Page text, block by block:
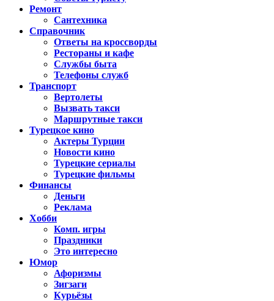
Ремонт
Сантехника
Справочник
Ответы на кроссворды
Рестораны и кафе
Службы быта
Телефоны служб
Транспорт
Вертолеты
Вызвать такси
Маршрутные такси
Турецкое кино
Актеры Турции
Новости кино
Турецкие сериалы
Турецкие фильмы
Финансы
Деньги
Реклама
Хобби
Комп. игры
Праздники
Это интересно
Юмор
Афоризмы
Зигзаги
Курьёзы